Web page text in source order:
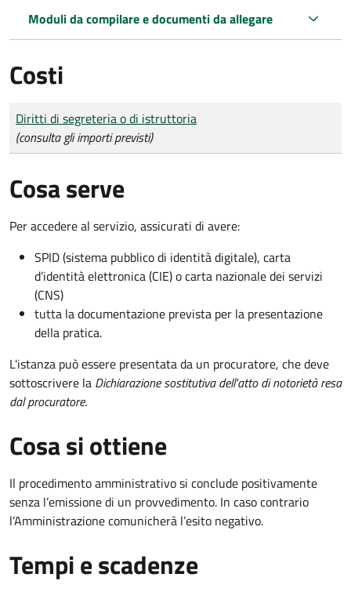
Moduli da compilare e documenti da allegare
Costi
Tipo di pagamento
Importo
Diritti di segreteria o di istruttoria
(consulta gli importi previsti)
Cosa serve
Per accedere al servizio, assicurati di avere:
SPID (sistema pubblico di identità digitale), carta
d’identità elettronica (CIE) o carta nazionale dei servizi
(CNS)
tutta la documentazione prevista per la presentazione
della pratica.
L'istanza può essere presentata da un procuratore, che deve
sottoscrivere la Dichiarazione sostitutiva dell'atto di notorietà resa
dal procuratore.
Cosa si ottiene
Il procedimento amministrativo si conclude positivamente
senza l’emissione di un provvedimento. In caso contrario
l’Amministrazione comunicherà l’esito negativo.
Tempi e scadenze